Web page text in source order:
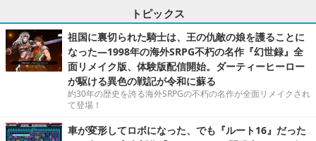
トピックス
祖国に裏切られた騎士は、王の仇敵の娘を護ることに
なった―1998年の海外SRPG不朽の名作『幻世録』全
面リメイク版、体験版配信開始。ダーティーヒーロー
が駆ける異色の戦記が令和に蘇る
約30年の歴史を誇る海外SRPGの不朽の名作が全面リメイクされ
て登場！
車が変形してロボになった、でも『ルート16』だった